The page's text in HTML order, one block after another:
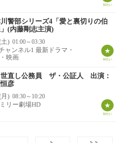
警部シリーズ4「愛と裏切りの伯
(内藤剛志主演)
) 01:00～03:30
ャンネル1 最新ドラマ・
映画
世直し公務員 ザ・公証人 出演：
彦
) 08:30～10:20
リー劇場HD